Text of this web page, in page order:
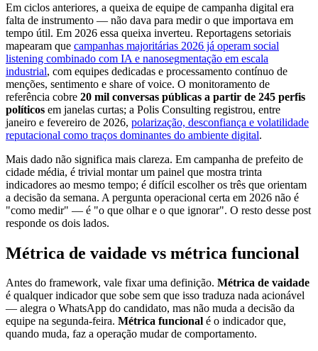
Em ciclos anteriores, a queixa de equipe de campanha digital era
falta de instrumento — não dava para medir o que importava em
tempo útil. Em 2026 essa queixa inverteu. Reportagens setoriais
mapearam que campanhas majoritárias 2026 já operam social
listening combinado com IA e nanosegmentação em escala
industrial, com equipes dedicadas e processamento contínuo de
menções, sentimento e share of voice. O monitoramento de
referência cobre 20 mil conversas públicas a partir de 245 perfis
políticos em janelas curtas; a Polis Consulting registrou, entre
janeiro e fevereiro de 2026, polarização, desconfiança e volatilidade
reputacional como traços dominantes do ambiente digital.
Mais dado não significa mais clareza. Em campanha de prefeito de
cidade média, é trivial montar um painel que mostra trinta
indicadores ao mesmo tempo; é difícil escolher os três que orientam
a decisão da semana. A pergunta operacional certa em 2026 não é
"como medir" — é "o que olhar e o que ignorar". O resto desse post
responde os dois lados.
Métrica de vaidade vs métrica funcional
Antes do framework, vale fixar uma definição. Métrica de vaidade
é qualquer indicador que sobe sem que isso traduza nada acionável
— alegra o WhatsApp do candidato, mas não muda a decisão da
equipe na segunda-feira. Métrica funcional é o indicador que,
quando muda, faz a operação mudar de comportamento.